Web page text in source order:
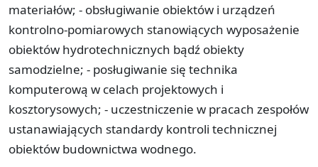
materiałów; - obsługiwanie obiektów i urządzeń
kontrolno-pomiarowych stanowiących wyposażenie
obiektów hydrotechnicznych bądź obiekty
samodzielne; - posługiwanie się technika
komputerową w celach projektowych i
kosztorysowych; - uczestniczenie w pracach zespołów
ustanawiających standardy kontroli technicznej
obiektów budownictwa wodnego.